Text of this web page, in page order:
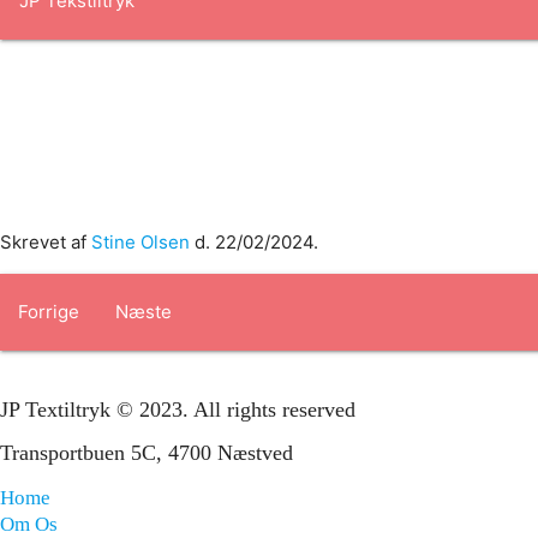
Skrevet af Stine Olsen d. 22/02/2024.
Forrige Næste
JP Textiltryk © 2023. All rights reserved
Transportbuen 5C, 4700 Næstved
Home
Om Os